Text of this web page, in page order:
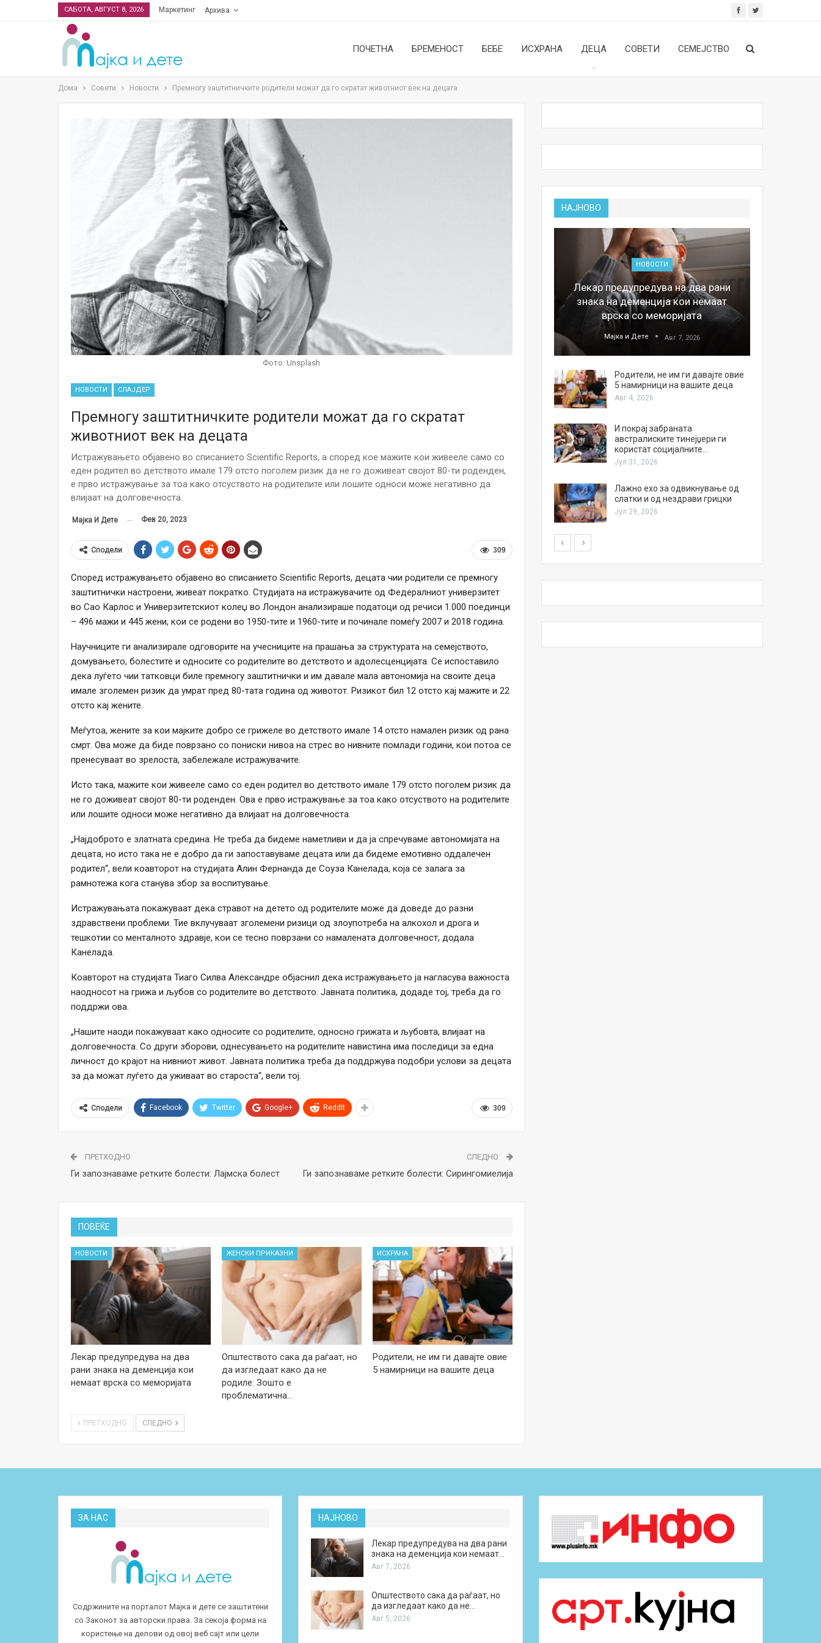
САБОТА, АВГУСТ 8, 2026 Маркетинг Архива
ПОЧЕТНА БРЕМЕНОСТ БЕБЕ ИСХРАНА ДЕЦА СОВЕТИ СЕМЕЈСТВО
Дома Совети Новости Премногу заштитничките родители можат да го скратат животниот век на децата
Фото: Unsplash
НОВОСТИ СЛАЈДЕР
Премногу заштитничките родители можат да го скратат
животниот век на децата
Истражувањето објавено во списанието Scientific Reports, а според кое мажите кои живееле само со
еден родител во детството имале 179 отсто поголем ризик да не го доживеат својот 80-ти роденден,
е прво истражување за тоа како отсуството на родителите или лошите односи може негативно да
влијаат на долговечноста.
Мајка И Дете Фев 20, 2023
309
Сподели
Според истражувањето објавено во списанието Scientific Reports, децата чии родители се премногу
заштитнички настроени, живеат пократко. Студијата на истражувачите од Федералниот универзитет
во Сао Карлос и Универзитетскиот колеџ во Лондон анализираше податоци од речиси 1.000 поединци
– 496 мажи и 445 жени, кои се родени во 1950-тите и 1960-тите и починале помеѓу 2007 и 2018 година.
Научниците ги анализирале одговорите на учесниците на прашања за структурата на семејството,
домувањето, болестите и односите со родителите во детството и адолесценцијата. Се испоставило
дека луѓето чии татковци биле премногу заштитнички и им давале мала автономија на своите деца
имале зголемен ризик да умрат пред 80-тата година од животот. Ризикот бил 12 отсто кај мажите и 22
отсто кај жените.
Меѓутоа, жените за кои мајките добро се грижеле во детството имале 14 отсто намален ризик од рана
смрт. Ова може да биде поврзано со пониски нивоа на стрес во нивните помлади години, кои потоа се
пренесуваат во зрелоста, забележале истражувачите.
Исто така, мажите кои живееле само со еден родител во детството имале 179 отсто поголем ризик да
не го доживеат својот 80-ти роденден. Ова е прво истражување за тоа како отсуството на родителите
или лошите односи може негативно да влијаат на долговечноста.
„Најдоброто е златната средина. Не треба да бидеме наметливи и да ја спречуваме автономијата на
децата, но исто така не е добро да ги запоставуваме децата или да бидеме емотивно оддалечен
родител“, вели коавторот на студијата Алин Фернанда де Соуза Канелада, која се залага за
рамнотежа кога станува збор за воспитување.
Истражувањата покажуваат дека стравот на детето од родителите може да доведе до разни
здравствени проблеми. Тие вклучуваат зголемени ризици од злоупотреба на алкохол и дрога и
тешкотии со менталното здравје, кои се тесно поврзани со намалената долговечност, додала
Канелада.
Коавторот на студијата Тиаго Силва Александре објаснил дека истражувањето ја нагласува важноста
наодносот на грижа и љубов со родителите во детството. Јавната политика, додаде тој, треба да го
поддржи ова.
„Нашите наоди покажуваат како односите со родителите, односно грижата и љубовта, влијаат на
долговечноста. Со други зборови, однесувањето на родителите навистина има последици за една
личност до крајот на нивниот живот. Јавната политика треба да поддржува подобри услови за децата
за да можат луѓето да уживаат во староста“, вели тој.
309
Сподели Facebook Twitter Google+ ReddIt
ПРЕТХОДНО
Ги запознаваме ретките болести: Лајмска болест
СЛЕДНО
Ги запознаваме ретките болести: Сирингомиелија
ПОВЕЌЕ
НОВОСТИ
Лекар предупредува на два
рани знака на деменција кои
немаат врска со меморијата
ЖЕНСКИ ПРИКАЗНИ
Општеството сака да раѓаат, но
да изгледаат како да не
родиле: Зошто е
проблематична…
ИСХРАНА
Родители, не им ги давајте овие
5 намирници на вашите деца
ПРЕТХОДНО СЛЕДНО
НАЈНОВО
многу…
Јул 22, 2026
НОВОСТИ
Лекар предупредува на два рани
знака на деменција кои немаат
врска со меморијата
Мајка и Дете Авг 7, 2026
Родители, не им ги давајте овие
5 намирници на вашите деца
Авг 4, 2026
И покрај забраната
австралиските тинејџери ги
користат социјалните…
Јул 31, 2026
Лажно ехо за одвикнување од
слатки и од нездрави грицки
Јул 29, 2026
ЗА НАС
Содржините на порталот Мајка и дете се заштитени
со Законот за авторски права. За секоја форма на
користење на делови од овој веб сајт или цели
НАЈНОВО
Лекар предупредува на два рани
знака на деменција кои немаат…
Авг 7, 2026
Општеството сака да раѓаат, но
да изгледаат како да не…
Авг 5, 2026